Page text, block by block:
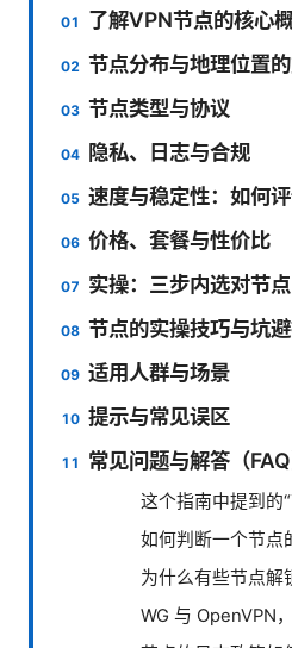
了解VPN节点的核心
节点分布与地理位置
节点类型与协议
隐私、日志与合规
速度与稳定性：如何
价格、套餐与性价比
实操：三步内选对节点
节点的实操技巧与坑
适用人群与场景
提示与常见误区
常见问题与解答（FAQ
这个指南中提到的
如何判断一个节点
为什么有些节点解
WG 与 OpenVPN